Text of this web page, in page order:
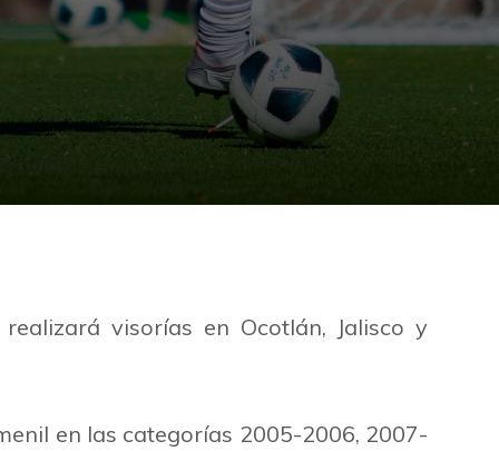
visorías en Ocotlán, Jalisco y
en las categorías 2005-2006, 2007-